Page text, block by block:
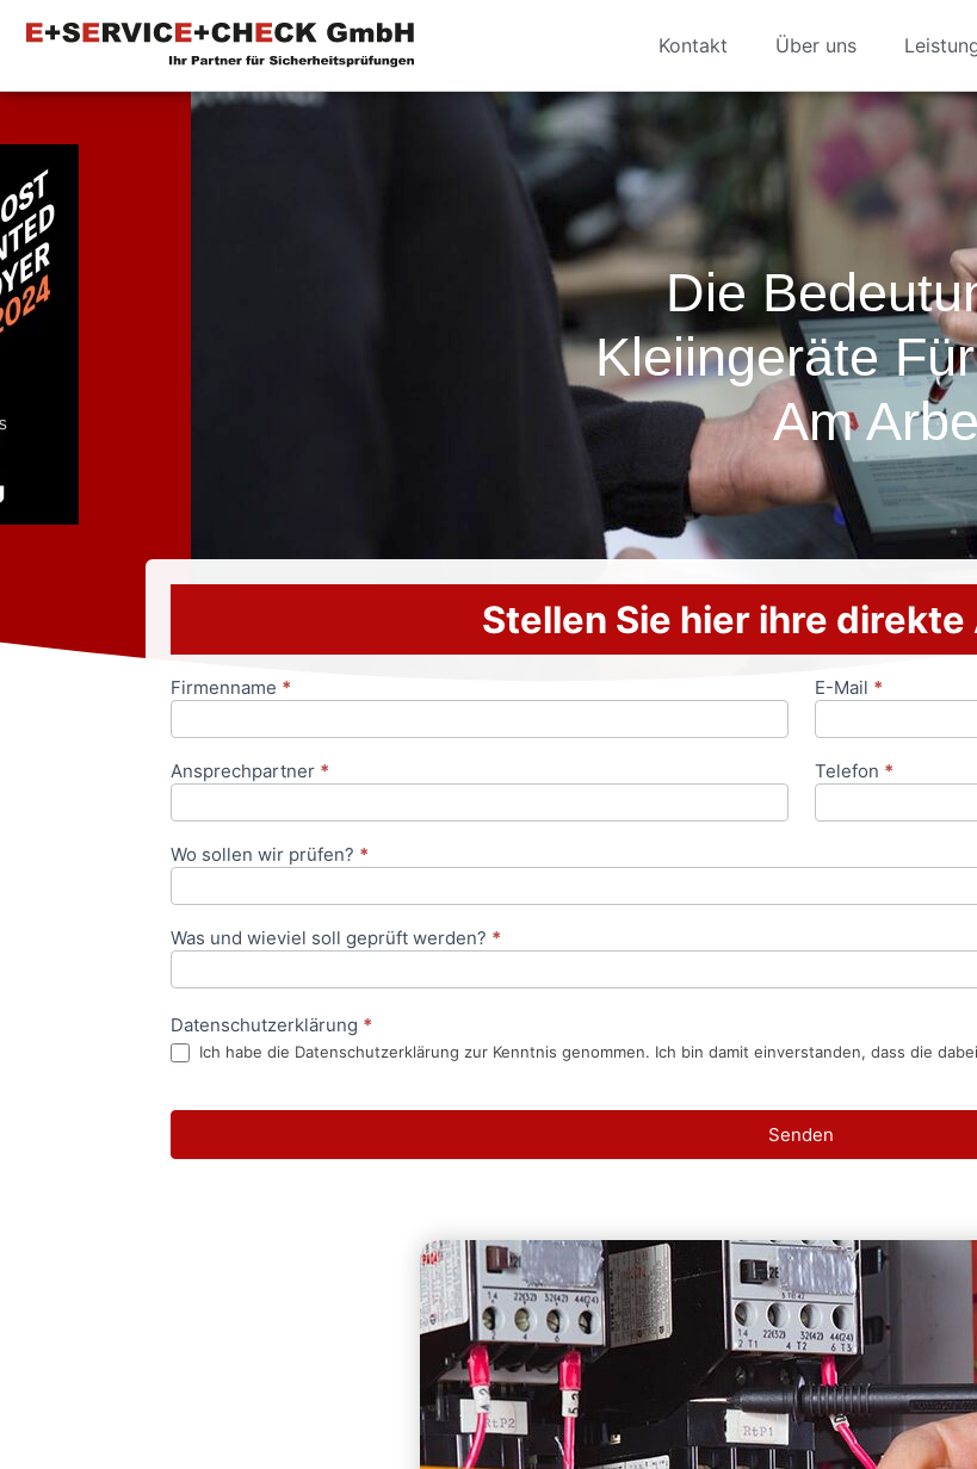
Kontakt Über uns
Die
Kleiingeräte
Am
Stellen Sie hier ihre
Anfrageformular
Firmenname * E-Mail *
Ansprechpartner * Telefon *
Wo sollen wir prüfen? *
Was und wieviel soll geprüft werden? *
Datenschutzerklärung *
Ich habe die Datenschutzerklärung zur Kenntnis genommen. Ich bin damit einverstanden, dass die
Senden